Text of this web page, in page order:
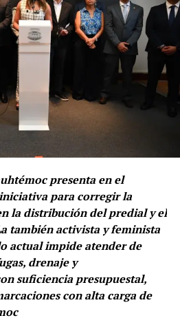
presenta en el
para corregir la
la distribución del predial y el
también activista y feminista
actual impide atender de
drenaje y
suficiencia presupuestal,
con alta carga de